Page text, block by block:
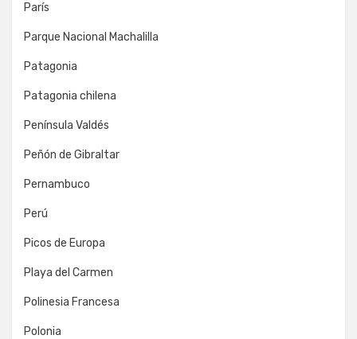
París
Parque Nacional Machalilla
Patagonia
Patagonia chilena
Península Valdés
Peñón de Gibraltar
Pernambuco
Perú
Picos de Europa
Playa del Carmen
Polinesia Francesa
Polonia